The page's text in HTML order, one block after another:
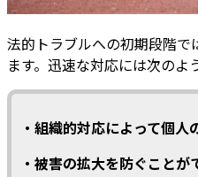
法的トラブルへの初期段階
ます。迅速な対応には次のよ
・組織的対応によって個人
・被害の拡大を防ぐことが